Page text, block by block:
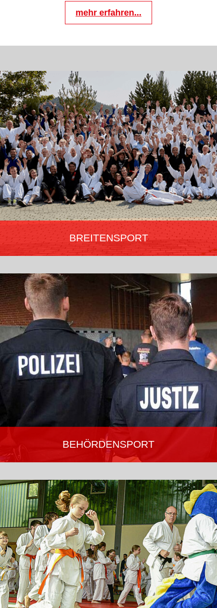
mehr erfahren...
BREITENSPORT
Training für körperliche Fitness, Steigerung, Verbesserung des
Selbstwertgefühls sowie der eigenen Sicherheit. Angebote zur
Gewaltprävention, Selbstbehauptung und Selbstverteidigung in
über 1.000 Vereinen Deutschlands für jedes Alter von 6 bis 66+.
Mehr erfahren…
BEHÖRDENSPORT
Ausdauer, Schnelligkeit und Körperbeherrschung. Für das
dienstliche Einsatztraining werden Selbstbewusstsein, die eigene
Leistungsfähigkeit und zugleich das Bewusstsein für den eigenen
Körper und die Gesundheit gestärkt.
Mehr erfahren…